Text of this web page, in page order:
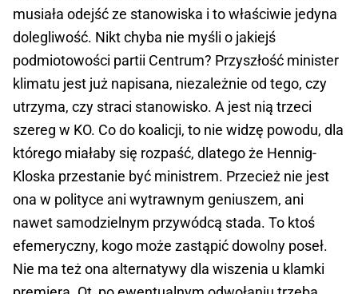
musiała odejść ze stanowiska i to właściwie jedyna
dolegliwość. Nikt chyba nie myśli o jakiejś
podmiotowości partii Centrum? Przyszłość minister
klimatu jest już napisana, niezależnie od tego, czy
utrzyma, czy straci stanowisko. A jest nią trzeci
szereg w KO. Co do koalicji, to nie widzę powodu, dla
którego miałaby się rozpaść, dlatego że Hennig-
Kloska przestanie być ministrem. Przecież nie jest
ona w polityce ani wytrawnym geniuszem, ani
nawet samodzielnym przywódcą stada. To ktoś
efemeryczny, kogo może zastąpić dowolny poseł.
Nie ma też ona alternatywy dla wiszenia u klamki